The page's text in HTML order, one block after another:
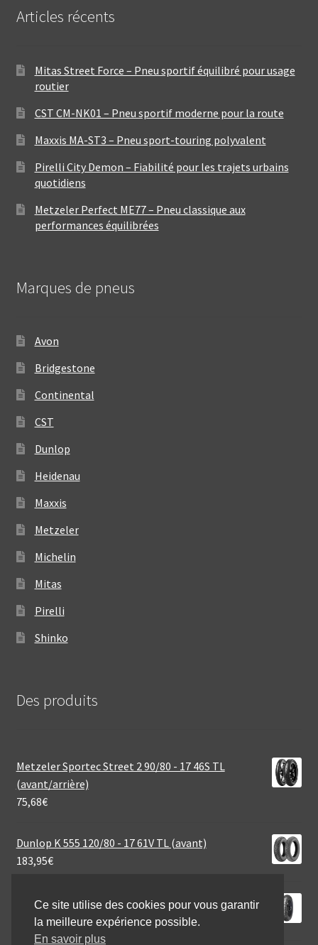
Articles récents
Mitas Street Force – Pneu sportif équilibré pour usage
routier
CST CM-NK01 – Pneu sportif moderne pour la route
Maxxis MA-ST3 – Pneu sport-touring polyvalent
Pirelli City Demon – Fiabilité pour les trajets urbains
quotidiens
Metzeler Perfect ME77 – Pneu classique aux
performances équilibrées
Marques de pneus
Avon
Bridgestone
Continental
CST
Dunlop
Heidenau
Maxxis
Metzeler
Michelin
Mitas
Pirelli
Shinko
Des produits
Metzeler Sportec Street 2 90/80 - 17 46S TL
(avant/arrière)
75,68€
Dunlop K 555 120/80 - 17 61V TL (avant)
183,95€
Mitas MC 7 2.75 - 18 42P TT (avant/arrière)
48,95€
Ce site utilise des cookies pour vous garantir
la meilleure expérience possible.
En savoir plus